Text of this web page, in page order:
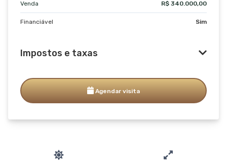
Venda R$ 340.000,00
Financiável Sim
Impostos e taxas
Agendar visita